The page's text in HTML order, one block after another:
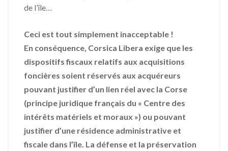
de l’île…
Ceci est tout simplement inacceptable !
En conséquence, Corsica Libera exige que les
dispositifs fiscaux relatifs aux acquisitions
foncières soient réservés aux acquéreurs
pouvant justifier d’un lien réel avec la Corse
(principe juridique français du « Centre des
intérêts matériels et moraux ») ou pouvant
justifier d’une résidence administrative et
fiscale dans l’île. La défense et la préservation